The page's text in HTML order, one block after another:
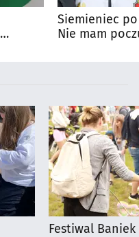
Siemieniec
Nie mam
Festiwal